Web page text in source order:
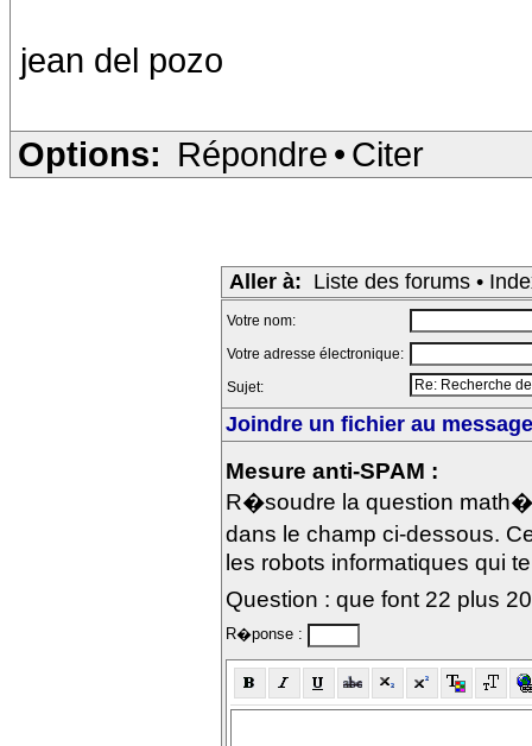
jean del pozo
Options: Répondre • Citer
Aller à: Liste des forums •
Votre nom:
Votre adresse électronique:
Sujet:
Joindre un fichier au
Mesure anti-SPAM :
R�soudre la question
dans le champ ci-dessous.
les robots informatiques qui
Question : que font 22 plus
R�ponse :